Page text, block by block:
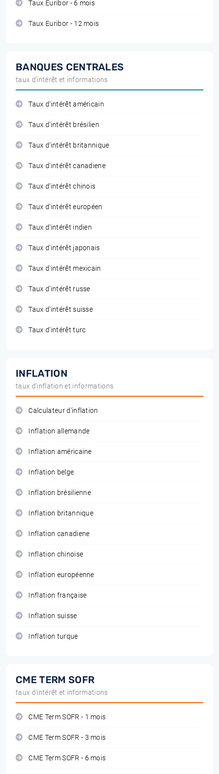
Taux Euribor - 6 mois
Taux Euribor - 12 mois
BANQUES CENTRALES
taux d'intérêt et informations
Taux d'intérêt américain
Taux d'intérêt brésilien
Taux d'intérêt britannique
Taux d'intérêt canadiene
Taux d'intérêt chinois
Taux d'intérêt européen
Taux d'intérêt indien
Taux d'intérêt japonais
Taux d'intérêt mexicain
Taux d'intérêt russe
Taux d'intérêt suisse
Taux d'intérêt turc
INFLATION
taux d'inflation et informations
Calculateur d'inflation
Inflation allemande
Inflation américaine
Inflation belge
Inflation brésilienne
Inflation britannique
Inflation canadiene
Inflation chinoise
Inflation européenne
Inflation française
Inflation suisse
Inflation turque
CME TERM SOFR
taux d'intérêt et informations
CME Term SOFR - 1 mois
CME Term SOFR - 3 mois
CME Term SOFR - 6 mois